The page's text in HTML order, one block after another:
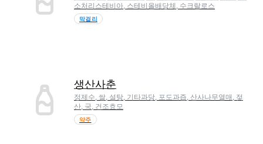
소처리스테비아, 스테비올배당체, 수크랄로스
막걸리
생산사춘
정제수, 쌀, 설탕, 기타과당, 포도과즙, 산사나무열매, 젖
산, 국, 건조효모
약주